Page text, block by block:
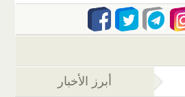
(علامة التبويب النشطة)
أبرز الأخبار